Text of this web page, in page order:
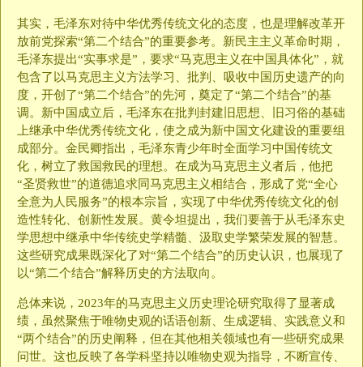
其实，毛泽东对待中华优秀传统文化的态度，也是理解改革开
放前党探索“第二个结合”的重要参考。新民主主义革命时期，
毛泽东提出“实事求是”，要求“马克思主义在中国具体化”，就
包含了以马克思主义方法学习、批判、吸收中国历史遗产的向
度，开创了“第二个结合”的先河，奠定了“第二个结合”的基
调。新中国成立后，毛泽东在批判封建旧思想、旧习俗的基础
上继承中华优秀传统文化，使之成为新中国文化建设的重要组
成部分。金民卿指出，毛泽东青少年时全面学习中国传统文
化，树立了救国救民的理想。在成为马克思主义者后，他把
“圣贤救世”的道德追求同马克思主义相结合，形成了党“全心
全意为人民服务”的根本宗旨，实现了中华优秀传统文化的创
造性转化、创新性发展。黄令坦提出，我们要善于从毛泽东史
学思想中继承中华传统史学精髓、汲取史学繁荣发展的智慧。
这些研究成果既深化了对“第二个结合”的历史认识，也展现了
以“第二个结合”解释历史的方法取向。
总体来说，2023年的马克思主义历史理论研究取得了显著成
绩，虽然聚焦于唯物史观的话语创新、生成逻辑、实践意义和
“两个结合”的历史阐释，但在其他相关领域也有一些研究成果
问世。这也反映了各学科坚持以唯物史观为指导，不断宣传、